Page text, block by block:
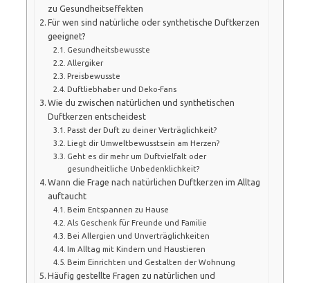
zu Gesundheitseffekten
Für wen sind natürliche oder synthetische Duftkerzen
geeignet?
Gesundheitsbewusste
Allergiker
Preisbewusste
Duftliebhaber und Deko-Fans
Wie du zwischen natürlichen und synthetischen
Duftkerzen entscheidest
Passt der Duft zu deiner Verträglichkeit?
Liegt dir Umweltbewusstsein am Herzen?
Geht es dir mehr um Duftvielfalt oder
gesundheitliche Unbedenklichkeit?
Wann die Frage nach natürlichen Duftkerzen im Alltag
auftaucht
Beim Entspannen zu Hause
Als Geschenk für Freunde und Familie
Bei Allergien und Unverträglichkeiten
Im Alltag mit Kindern und Haustieren
Beim Einrichten und Gestalten der Wohnung
Häufig gestellte Fragen zu natürlichen und